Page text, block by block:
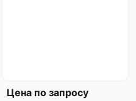
Цена по запросу